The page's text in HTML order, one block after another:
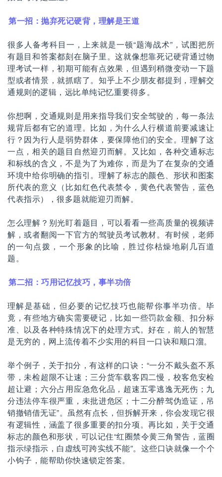
第一招：抛弃死记硬背，理解是王道
很多人备考科目一，上来就是一顿“题海战术”，试图把所
有题目和答案都刻在脑子里。这就像想靠死记硬背通过物
理考试一样，初期可能有点效果，但遇到稍微变动一下题
型或者情景，就抓瞎了。知乎上不少朋友都提到，理解交
通规则的逻辑，远比单纯记忆重要得多。
你想啊，交通规则是用来指导我们安全驾驶的，每一条法
规背后都有它的道理。比如，为什么人行横道前要减速让
行？因为行人是弱势群体，要保障他们的安全。理解了这
一点，相关的题目自然迎刃而解。又比如，各种交通标志
和标线的含义，不是为了为难你，而是为了在复杂的交通
环境中给你明确的指引。理解了标志的颜色、形状和图案
所代表的意义（比如红色代表禁令，黄色代表警告，蓝色
代表指示），很多题就能迎刃而解。
怎么理解？别光盯着题目，可以看看一些高质量的视频讲
解，或者翻阅一下官方的驾驶员考试教材。有时候，老师
的一句点拨，一个形象的比喻，胜过你枯燥地刷几百道
题。
第二招：巧用记忆技巧，事半功倍
理解是基础，但必要的记忆技巧也能帮你事半功倍。毕
竟，有些地方确实需要硬记，比如一些罚款金额、扣分标
准、以及各种特殊情况下的处理方式。好在，前人的智慧
是无穷的，网上流传着不少实用的科目一口诀和顺口溜。
举个例子，关于扣分，有这样的口诀：“一分不戴头盔不系
带，未检超限不让速；三分货车载客四二慢，校客危安检
超让避；六分占用应急危化品，超速五零逃逸无死伤；九
分违法停车很严重，未批进危区；十二分醉驾伪造证，吊
销撤销借无证”。虽然有点长，但拆解开来，你会发现它很
有逻辑性，涵盖了很多重要的扣分项。再比如，关于交通
标志的颜色和形状，可以记住“红圈禁令黄三角警告，蓝圈
指示绿指示，白虚线可跨实线不能”。这些口诀就像一个个
小钩子，能帮助你快速锁定答案。